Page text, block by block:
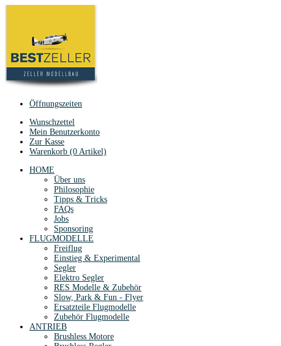
Öffnungszeiten
Wunschzettel
Mein Benutzerkonto
Zur Kasse
Warenkorb (0 Artikel)
HOME
Über uns
Philosophie
Tipps & Tricks
FAQs
Jobs
Sponsoring
FLUGMODELLE
Freiflug
Einstieg & Experimental
Segler
Elektro Segler
RES Modelle & Zubehör
Slow, Park & Fun - Flyer
Ersatzteile Flugmodelle
Zubehör Flugmodelle
ANTRIEB
Brushless Motore